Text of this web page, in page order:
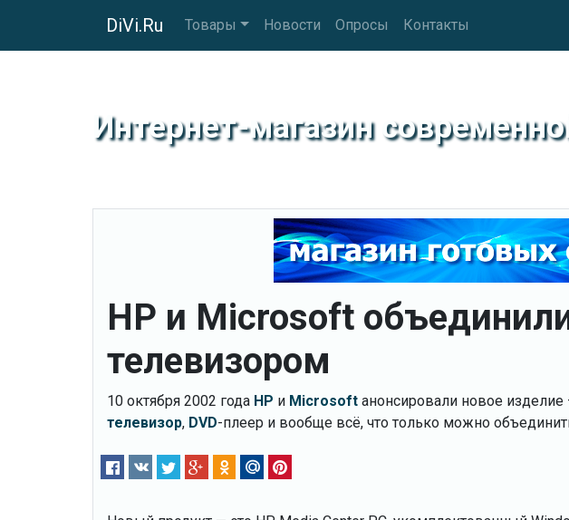
DiVi.Ru Товары Новости Опросы Контакты
Интернет-магазин
HP и Microsoft
телевизором
10 октября 2002 года HP и Microsoft анонсировали новое
телевизор, DVD-плеер и вообще всё, что только можно